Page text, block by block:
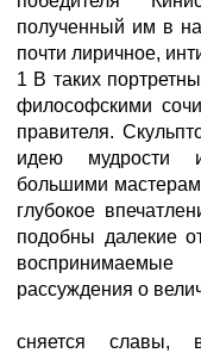
полученный им в
почти лиричное,
1 В таких
философскими
правителя.
идею мудрости
большими
глубокое
подобны далекие
рассуждения о
сняется